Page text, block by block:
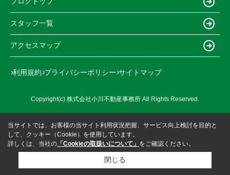
スタッフ一覧
アクセスマップ
利用規約 プライバシーポリシー サイトマップ
Copyright(c) 株式会社小川不動産事務所 All Rights Reserved.
当サイトでは、お客様の当サイト利用状況把握、サービス向上検討を目的と
して、クッキー（Cookie）を使用しています。
詳しくは、当社の 「Cookieの取扱いについて」 をご確認ください。
閉じる